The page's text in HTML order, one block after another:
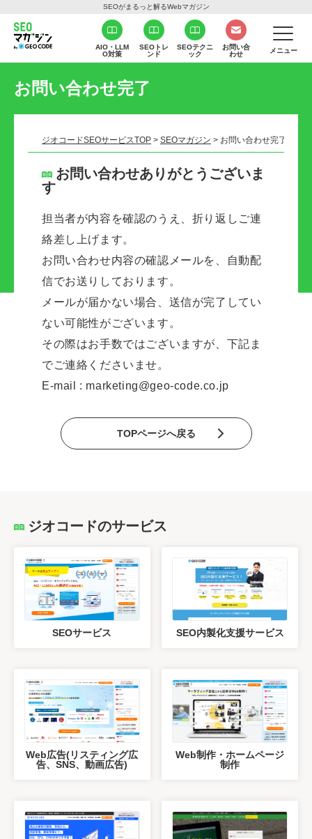
SEOがまるっと解るWebマガジン
AIO・LLM
O対策
SEOトレ
ンド
SEOテクニ
ック
お問い合
わせ
メニュー
お問い合わせ完了
ジオコードSEOサービスTOP > SEOマガジン > お問い合わせ完了
お問い合わせありがとうございま
す
担当者が内容を確認のうえ、折り返しご連
絡差し上げます。
お問い合わせ内容の確認メールを、自動配
信でお送りしております。
メールが届かない場合、送信が完了してい
ない可能性がございます。
その際はお手数ではございますが、下記ま
でご連絡くださいませ。
E-mail : marketing@geo-code.co.jp
TOPページへ戻る
ジオコードのサービス
SEOサービス SEO内製化支援サービス
Web広告(リスティング広
告、SNS、動画広告)
Web制作・ホームページ
制作